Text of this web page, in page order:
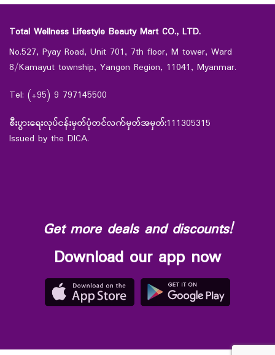
Total Wellness Lifestyle Beauty Mart CO., LTD.
No.527, Pyay Road, Unit 701, 7th floor, M tower, Ward
8/Kamayut township, Yangon Region, 11041, Myanmar.
Tel: (+95) 9 797145500
စီးပွားရေးလုပ်ငန်းမှတ်ပုံတင်လက်မှတ်အမှတ်:111305315
Issued by the DICA.
Get more deals and discounts!
Download our app now